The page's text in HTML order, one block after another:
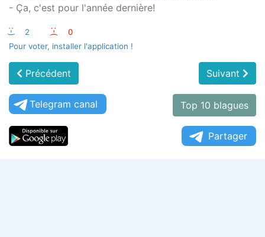
- Ça, c'est pour l'année dernière!
:-) 2 :-(
0
Pour voter, installer l'application !
Précédent Suivant
Telegram canal Top 10 blagues
Partager